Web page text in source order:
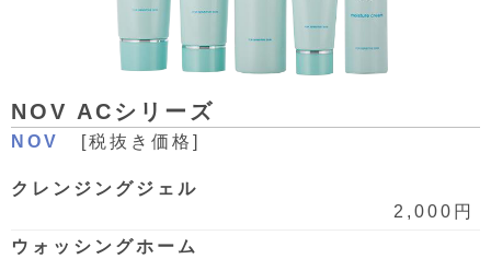
NOV ACシリーズ
NOV [税抜き価格]
クレンジングジェル
2,000円
ウォッシングホーム